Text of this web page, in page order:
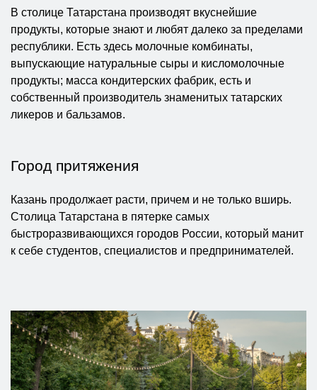
В столице Татарстана производят вкуснейшие
продукты, которые знают и любят далеко за пределами
республики. Есть здесь молочные комбинаты,
выпускающие натуральные сыры и кисломолочные
продукты; масса кондитерских фабрик, есть и
собственный производитель знаменитых татарских
ликеров и бальзамов.
Город притяжения
Казань продолжает расти, причем и не только вширь.
Столица Татарстана в пятерке самых
быстроразвивающихся городов России, который манит
к себе студентов, специалистов и предпринимателей.